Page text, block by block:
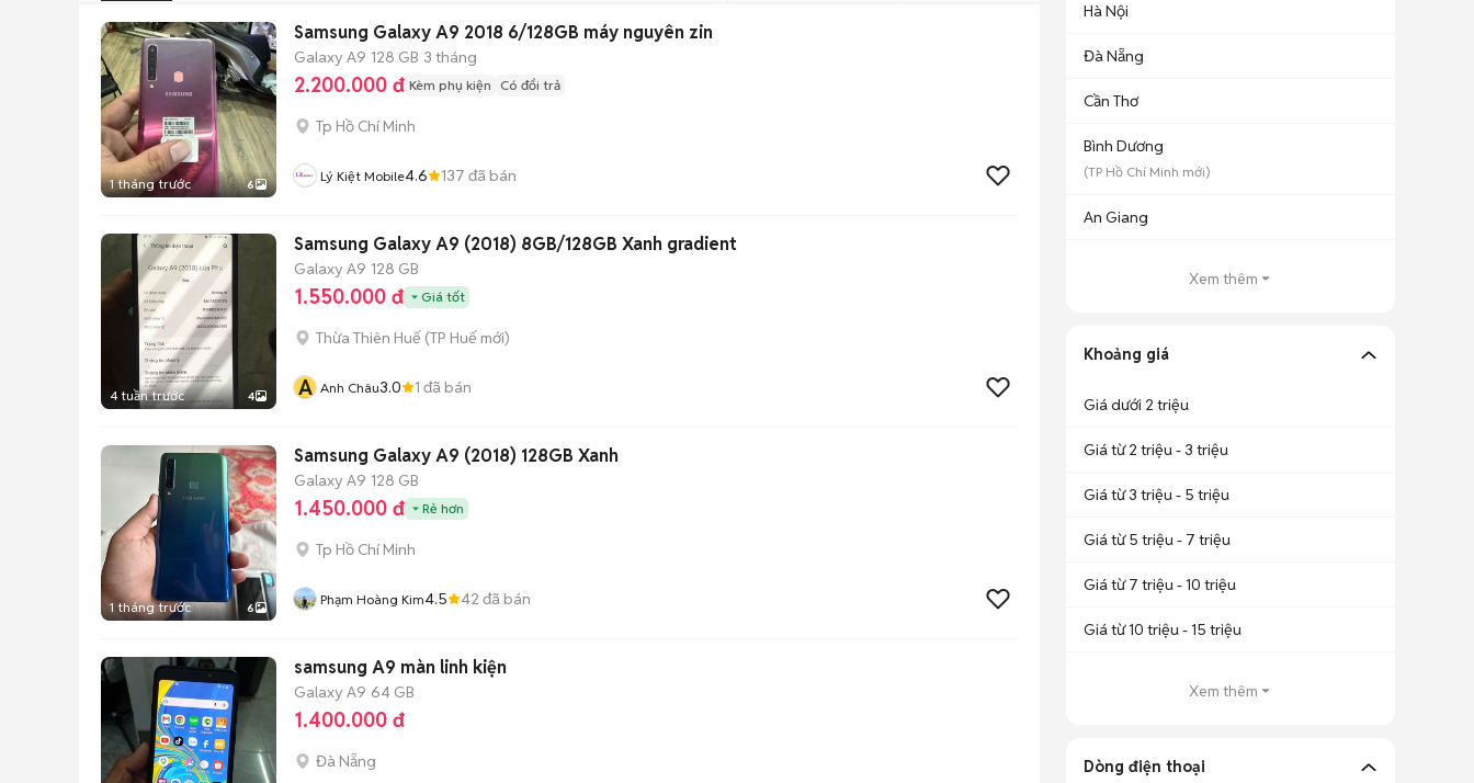
1 tháng trước 6
Samsung Galaxy A9 2018 6/128GB máy nguyên zin
Galaxy A9 128 GB 3 tháng
2.200.000 đ Kèm phụ kiện Có đổi trả
Tp Hồ Chí Minh
Lý Kiệt Mobile4.6 137 đã bán
4 tuần trước 4
Samsung Galaxy A9 (2018) 8GB/128GB Xanh gradient
Galaxy A9 128 GB
1.550.000 đ Giá tốt
Thừa Thiên Huế (TP Huế mới)
A Anh Châu3.0 1 đã bán
1 tháng trước 6
Samsung Galaxy A9 (2018) 128GB Xanh
Galaxy A9 128 GB
1.450.000 đ Rẻ hơn
Tp Hồ Chí Minh
Phạm Hoàng Kim4.5 42 đã bán
samsung A9 màn linh kiện
Galaxy A9 64 GB
1.400.000 đ
Đà Nẵng
Hà Nội
Đà Nẵng
Cần Thơ
Bình Dương
(TP Hồ Chí Minh mới)
An Giang
Xem thêm
Khoảng giá
Giá dưới 2 triệu
Giá từ 2 triệu - 3 triệu
Giá từ 3 triệu - 5 triệu
Giá từ 5 triệu - 7 triệu
Giá từ 7 triệu - 10 triệu
Giá từ 10 triệu - 15 triệu
Xem thêm
Dòng điện thoại